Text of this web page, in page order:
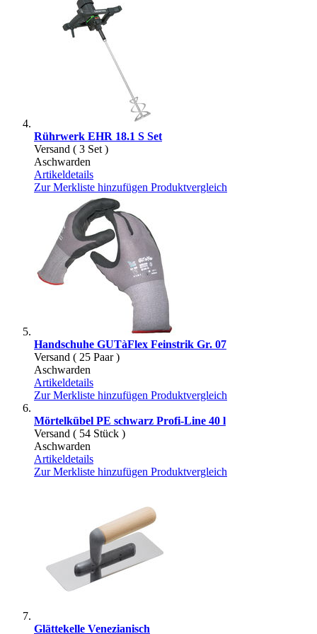
Rührwerk EHR 18.1 S Set
Versand ( 3 Set )
Aschwarden
Artikeldetails
Zur Merkliste hinzufügen Produktvergleich
Handschuhe GUTàFlex Feinstrik Gr. 07
Versand ( 25 Paar )
Aschwarden
Artikeldetails
Zur Merkliste hinzufügen Produktvergleich
Mörtelkübel PE schwarz Profi-Line 40 l
Versand ( 54 Stück )
Aschwarden
Artikeldetails
Zur Merkliste hinzufügen Produktvergleich
Glättekelle Venezianisch